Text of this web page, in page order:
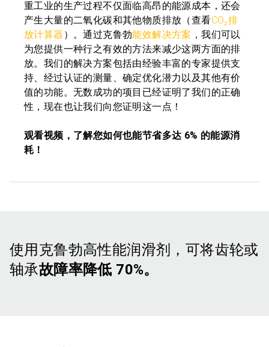
重工业的生产过程不仅面临高昂的能源成本，还会
产生大量的二氧化碳和其他物质排放（查看CO₂排
放计算器 ）。通过克鲁勃能效解决方案 ，我们可以
为您提供一种行之有效的方法来减少这两方面的排
放。我们的解决方案包括由经验丰富的专家提供支
持、经过认证的测量、确定优化潜力以及其他有价
值的功能。无数成功的项目已经证明了我们的正确
性，现在也让我们向您证明这一点！
观看视频，了解您如何也能节省多达 6% 的能源消
耗！
使用克鲁勃高性能润滑剂，可将齿轮或
轴承故障率降低 70%。